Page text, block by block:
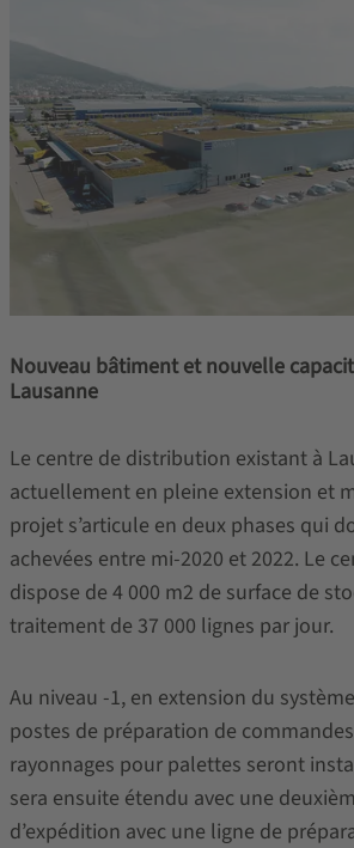
Nouveau bâtiment et nouvelle
Lausanne
Le centre de distribution existant à
actuellement en pleine extension et
projet s’articule en deux phases qui
achevées entre mi-2020 et 2022. Le
dispose de 4 000 m2 de surface de
traitement de 37 000 lignes par jour.
Au niveau -1, en extension du
postes de préparation de
rayonnages pour palettes seront
sera ensuite étendu avec une
d’expédition avec une ligne de